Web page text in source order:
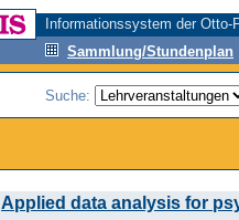
Informationssystem der
Sammlung/Stundenplan
Suche:
Applied data analysis for